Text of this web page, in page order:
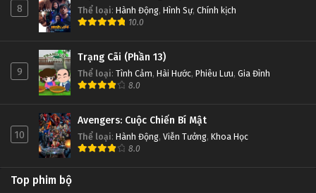
8 Thể loại: Hành Động, Hình Sự, Chính kịch
10.0
9
Trạng Cãi (Phần 13)
Thể loại: Tình Cảm, Hài Hước, Phiêu Lưu, Gia Đình
8.0
10
Avengers: Cuộc Chiến Bí Mật
Thể loại: Hành Động, Viễn Tưởng, Khoa Học
8.0
Top phim bộ